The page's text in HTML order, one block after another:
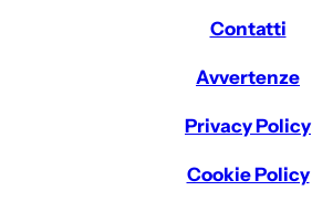
Contatti
Avvertenze
Privacy Policy
Cookie Policy